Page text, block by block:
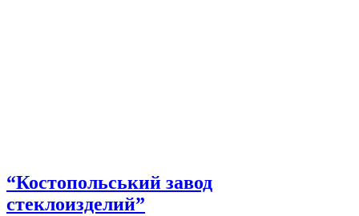
“Костопольський завод
стеклоизделий”